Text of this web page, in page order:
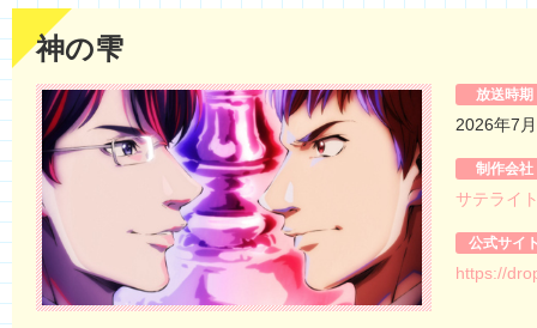
神の雫
放送時期
2026年7
制作会社
サテライ
公式サイ
https://